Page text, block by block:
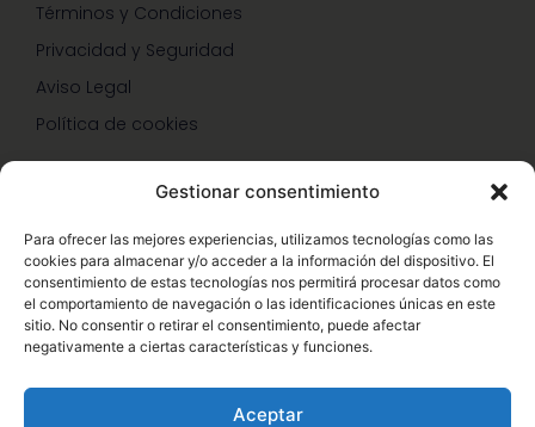
Gestionar consentimiento
Para ofrecer las mejores experiencias, utilizamos tecnologías como las
cookies para almacenar y/o acceder a la información del dispositivo. El
consentimiento de estas tecnologías nos permitirá procesar datos como
el comportamiento de navegación o las identificaciones únicas en este
sitio. No consentir o retirar el consentimiento, puede afectar
negativamente a ciertas características y funciones.
Aceptar
Términos y Condiciones
Privacidad y Seguridad
Aviso Legal
Política de cookies
Hazte Miembro Herbalife
Consulta Nutrición Gratis
Descuentos Vip Herbalife